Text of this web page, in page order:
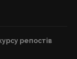
репостів